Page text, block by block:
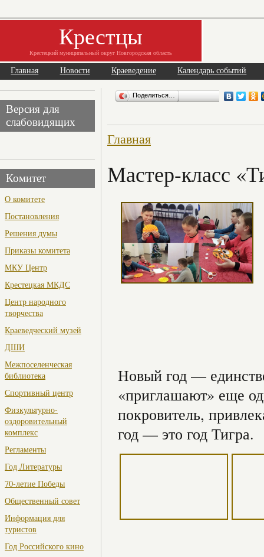
Крестцы
Крестецкий муниципальный округ Новгородская область
Главная Новости Краеведение Календарь событий
Версия для
слабовидящих
Комитет
О комитете
Постановления
Решения думы
Приказы комитета
МКУ Центр
Крестецкая МКДС
Центр народного
творчества
Краеведческий музей
ДШИ
Межпоселенческая
библиотека
Спортивный центр
Физкультурно-
оздоровительный
комплекс
Регламенты
Год Литературы
70-летие Победы
Общественный совет
Информация для
туристов
Год Российского кино
Поделиться…
Главная
Мастер-класс
Новый год —
«приглашают» еще
покровитель,
год — это год Тигра.